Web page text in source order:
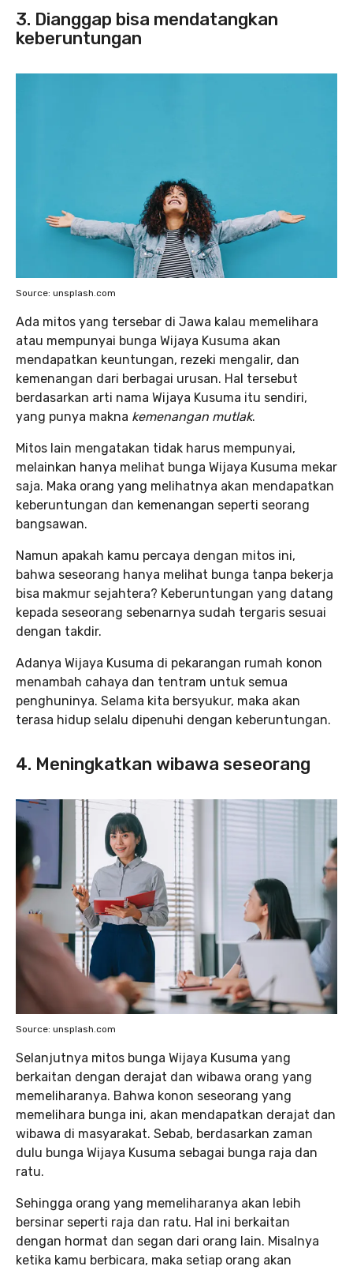
3. Dianggap bisa mendatangkan
keberuntungan
Source: unsplash.com
Ada mitos yang tersebar di Jawa kalau memelihara
atau mempunyai bunga Wijaya Kusuma akan
mendapatkan keuntungan, rezeki mengalir, dan
kemenangan dari berbagai urusan. Hal tersebut
berdasarkan arti nama Wijaya Kusuma itu sendiri,
yang punya makna kemenangan mutlak.
Mitos lain mengatakan tidak harus mempunyai,
melainkan hanya melihat bunga Wijaya Kusuma mekar
saja. Maka orang yang melihatnya akan mendapatkan
keberuntungan dan kemenangan seperti seorang
bangsawan.
Namun apakah kamu percaya dengan mitos ini,
bahwa seseorang hanya melihat bunga tanpa bekerja
bisa makmur sejahtera? Keberuntungan yang datang
kepada seseorang sebenarnya sudah tergaris sesuai
dengan takdir.
Adanya Wijaya Kusuma di pekarangan rumah konon
menambah cahaya dan tentram untuk semua
penghuninya. Selama kita bersyukur, maka akan
terasa hidup selalu dipenuhi dengan keberuntungan.
4. Meningkatkan wibawa seseorang
Source: unsplash.com
Selanjutnya mitos bunga Wijaya Kusuma yang
berkaitan dengan derajat dan wibawa orang yang
memeliharanya. Bahwa konon seseorang yang
memelihara bunga ini, akan mendapatkan derajat dan
wibawa di masyarakat. Sebab, berdasarkan zaman
dulu bunga Wijaya Kusuma sebagai bunga raja dan
ratu.
Sehingga orang yang memeliharanya akan lebih
bersinar seperti raja dan ratu. Hal ini berkaitan
dengan hormat dan segan dari orang lain. Misalnya
ketika kamu berbicara, maka setiap orang akan